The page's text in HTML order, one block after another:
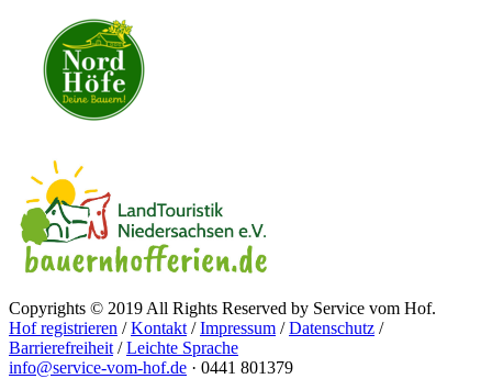
Copyrights © 2019 All Rights Reserved by Service vom Hof.
Hof registrieren /Kontakt /Impressum /Datenschutz /
Barrierefreiheit /Leichte Sprache
info@service-vom-hof.de · 0441 801379